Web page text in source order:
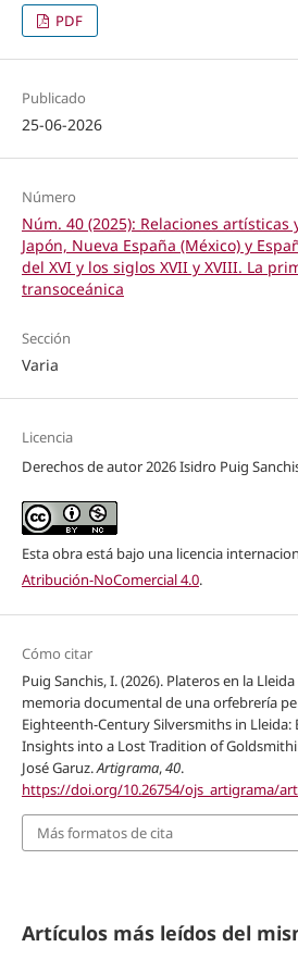
PDF
Publicado
25-06-2026
Número
Núm. 40 (2025): Relaciones
Japón, Nueva España (México) y
del XVI y los siglos XVII y XVIII. La
transoceánica
Sección
Varia
Licencia
Derechos de autor 2026 Isidro Puig
Esta obra está bajo una licencia
Atribución-NoComercial 4.0.
Cómo citar
Puig Sanchis, I. (2026). Plateros en la
memoria documental de una orfebrería
Eighteenth-Century Silversmiths in Lleida:
Insights into a Lost Tradition of
José Garuz.Artigrama,40.
https://doi.org/10.26754/ojs_artigrama/
Más formatos de cita
Artículos más leídos del